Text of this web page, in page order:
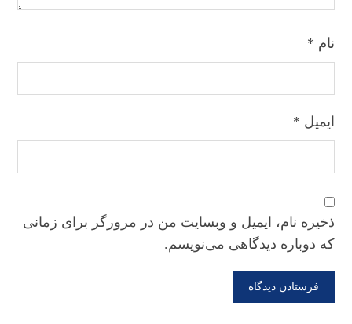
نام *
ایمیل *
ذخیره نام، ایمیل و وبسایت من در مرورگر برای زمانی
که دوباره دیدگاهی می‌نویسم.
فرستادن دیدگاه